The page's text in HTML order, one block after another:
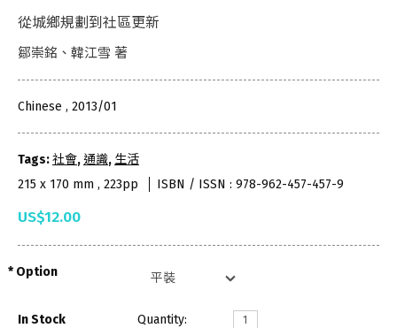
從城鄉規劃到社區更新
鄒崇銘、韓江雪 著
Chinese , 2013/01
Tags:社會,通識, 生活
215 x 170 mm , 223pp
ISBN / ISSN : 978-962-457-457-9
US$12.00
Option
In Stock Quantity: